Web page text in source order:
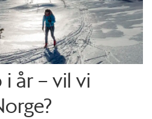
i år – vil vi